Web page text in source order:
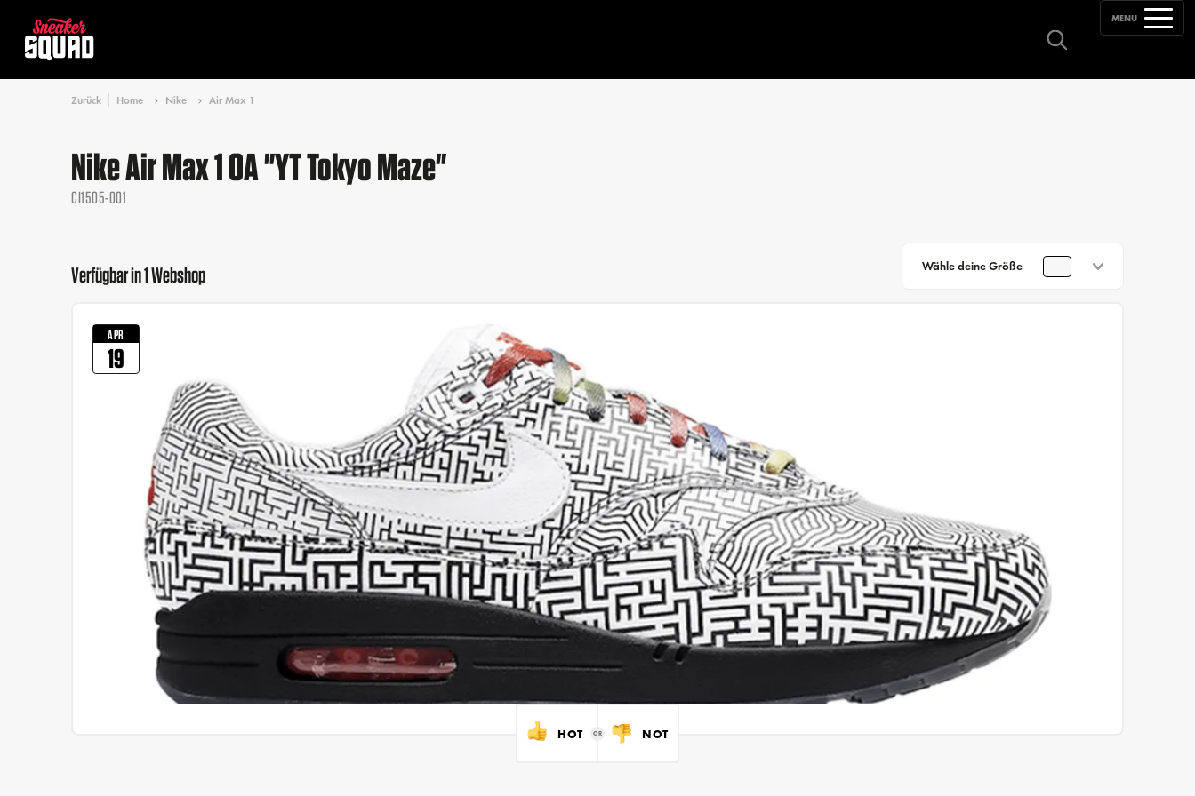
MENU
Zurück Home Nike Air Max 1
Nike Air Max 1 OA "YT Tokyo Maze"
CI1505-001
Verfügbar in 1 Webshop Wähle deine Größe
APR
19
HOT NOT